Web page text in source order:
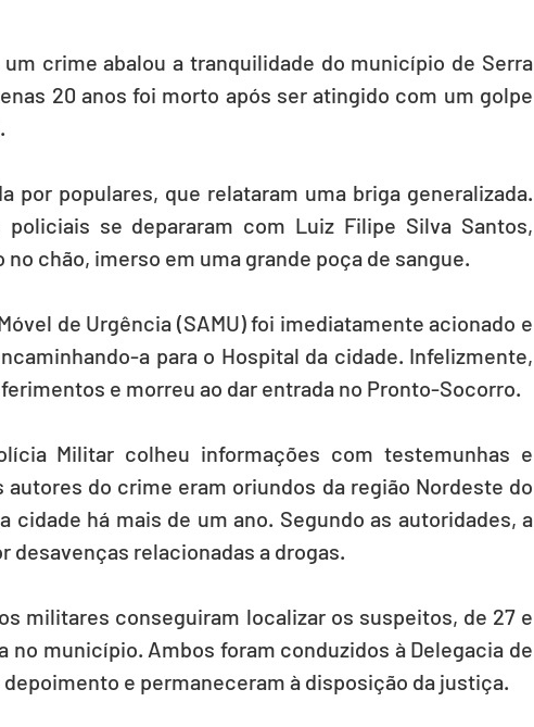
crime abalou a tranquilidade do município de Serra
20 anos foi morto após ser atingido com um golpe
por populares, que relataram uma briga generalizada.
se depararam com Luiz Filipe Silva Santos,
chão, imerso em uma grande poça de sangue.
de Urgência (SAMU) foi imediatamente acionado e
a para o Hospital da cidade. Infelizmente,
e morreu ao dar entrada no Pronto-Socorro.
Militar colheu informações com testemunhas e
do crime eram oriundos da região Nordeste do
cidade há mais de um ano. Segundo as autoridades, a
desavenças relacionadas a drogas.
militares conseguiram localizar os suspeitos, de 27 e
no município. Ambos foram conduzidos à Delegacia de
e permaneceram à disposição da justiça.